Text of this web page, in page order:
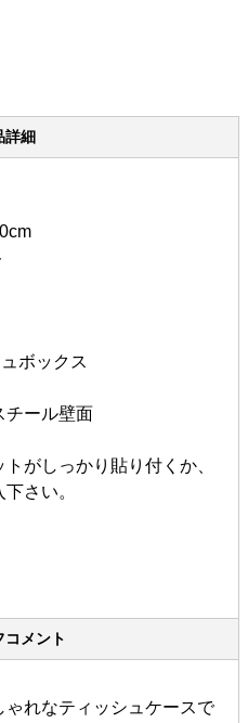
詳細
ボックス
チール壁面
がしっかり貼り付くか、
さい。
コメント
れなティッシュケースで